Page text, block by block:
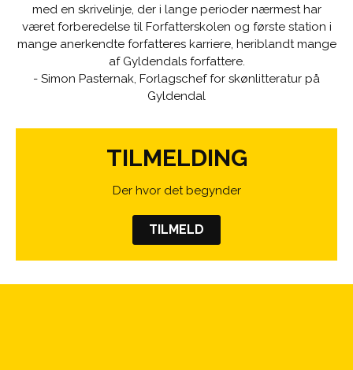
med en skrivelinje, der i lange perioder nærmest har
været forberedelse til Forfatterskolen og første station i
mange anerkendte forfatteres karriere, heriblandt mange
af Gyldendals forfattere.
- Simon Pasternak, Forlagschef for skønlitteratur på
Gyldendal
TILMELDING
Der hvor det begynder
TILMELD